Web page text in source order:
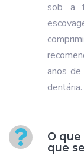
sob a
anos de
dentária.
O
que